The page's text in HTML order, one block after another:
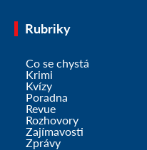
Rubriky
Co se chystá
Krimi
Kvízy
Poradna
Revue
Rozhovory
Zajímavosti
Zprávy